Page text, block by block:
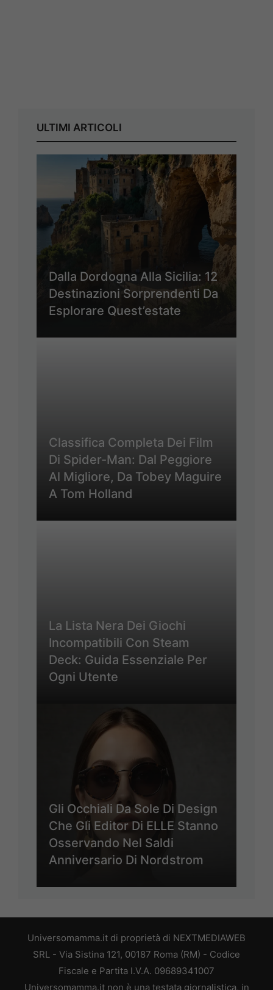
ULTIMI ARTICOLI
Dalla Dordogna Alla Sicilia: 12
Destinazioni Sorprendenti Da
Esplorare Quest’estate
Classifica Completa Dei Film
Di Spider-Man: Dal Peggiore
Al Migliore, Da Tobey Maguire
A Tom Holland
La Lista Nera Dei Giochi
Incompatibili Con Steam
Deck: Guida Essenziale Per
Ogni Utente
Gli Occhiali Da Sole Di Design
Che Gli Editor Di ELLE Stanno
Osservando Nel Saldi
Anniversario Di Nordstrom
Universomamma.it di proprietà di NEXTMEDIAWEB
SRL - Via Sistina 121, 00187 Roma (RM) - Codice
Fiscale e Partita I.V.A. 09689341007
Universomamma.it non è una testata giornalistica, in